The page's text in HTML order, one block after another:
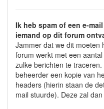
Ik heb spam of een e-
iemand op dit forum
Jammer dat we dit moeten
forum werkt met een
zulke berichten te
beheerder een kopie van
headers (hierin staan de
mail stuurde). Deze zal